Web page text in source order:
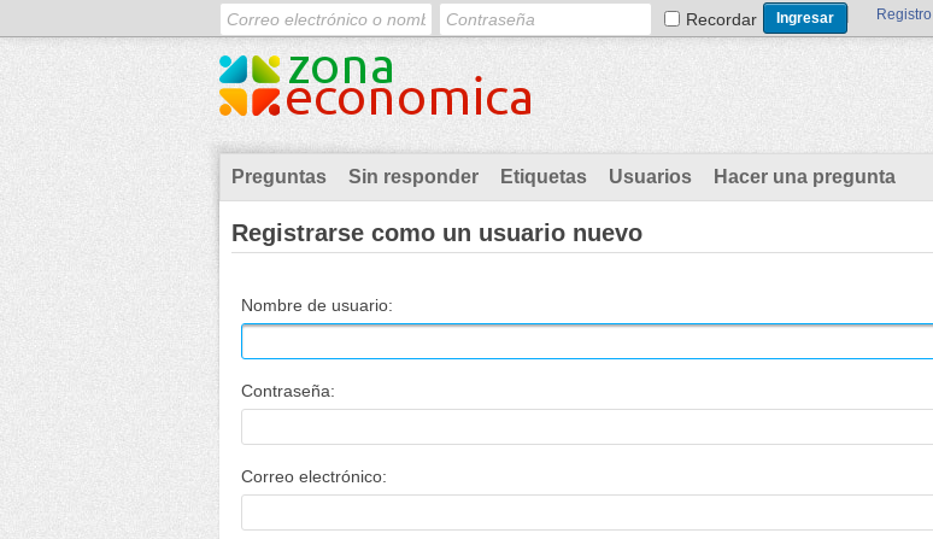
Recordar Registro
Preguntas Sin responder Etiquetas Usuarios Hacer una pregunta
Registrarse como un usuario nuevo
Nombre de usuario:
Contraseña:
Correo electrónico: